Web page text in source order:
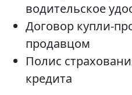
водительское
Договор купли-
продавцом
Полис
кредита